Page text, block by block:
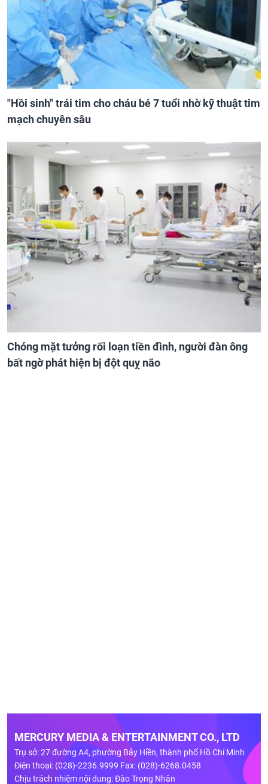
"Hồi sinh" trái tim cho cháu bé 7 tuổi nhờ kỹ thuật tim
mạch chuyên sâu
Chóng mặt tưởng rối loạn tiền đình, người đàn ông
bất ngờ phát hiện bị đột quỵ não
MERCURY MEDIA & ENTERTAINMENT CO., LTD
Trụ sở: 27 đường A4, phường Bảy Hiền, thành phố Hồ Chí Minh
Điện thoại: (028)-2236.9999 Fax: (028)-6268.0458
Chịu trách nhiệm nội dung: Đào Trọng Nhân